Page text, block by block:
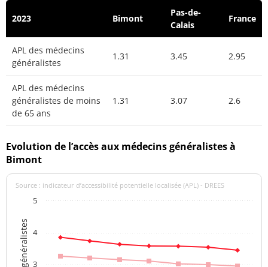
2023 Bimont
Pas-de-
Calais
France
APL des médecins
généralistes
1.31 3.45 2.95
APL des médecins
généralistes de moins
de 65 ans
1.31 3.07 2.6
Evolution de l’accès aux médecins généralistes à
Bimont
Source : indicateur d’accessibilité potentielle localisée (APL) - DREES
3
4
5